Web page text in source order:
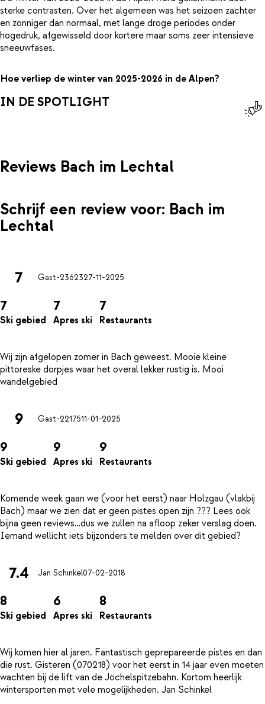
sterke contrasten. Over het algemeen was het seizoen zachter
en zonniger dan normaal, met lange droge periodes onder
hogedruk, afgewisseld door kortere maar soms zeer intensieve
sneeuwfases.
Hoe verliep de winter van 2025-2026 in de Alpen?
IN DE SPOTLIGHT
Reviews Bach im Lechtal
Schrijf een review voor: Bach im
Lechtal
7 Gast-2362327-11-2025
7
Ski gebied
7
Apres ski
7
Restaurants
Wij zijn afgelopen zomer in Bach geweest. Mooie kleine
pittoreske dorpjes waar het overal lekker rustig is. Mooi
9 Gast-2217511-01-2025
9
Ski gebied
9
Apres ski
9
Restaurants
Komende week gaan we (voor het eerst) naar Holzgau (vlakbij
Bach) maar we zien dat er geen pistes open zijn ??? Lees ook
bijna geen reviews…dus we zullen na afloop zeker verslag doen.
7.4 Jan Schinkel07-02-2018
8
Ski gebied
6
Apres ski
8
Restaurants
Wij komen hier al jaren. Fantastisch geprepareerde pistes en dan
die rust. Gisteren (070218) voor het eerst in 14 jaar even moeten
wachten bij de lift van de Jöchelspitzebahn. Kortom heerlijk